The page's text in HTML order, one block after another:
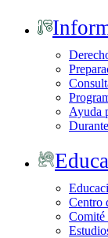
Ayuda
Centro
Comité